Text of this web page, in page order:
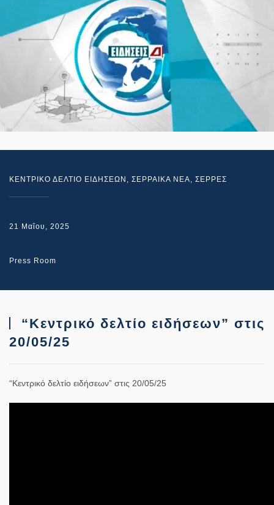
ΚΕΝΤΡΙΚΟ ΔΕΛΤΙΟ ΕΙΔΗΣΕΩΝ , ΣΕΡΡΑΙΚΑ ΝΕΑ, ΣΕΡΡΕΣ
21 Μαΐου, 2025
Press Room
“Κεντρικό δελτίο ειδήσεων” στις
20/05/25
“Κεντρικό δελτίο ειδήσεων” στις 20/05/25